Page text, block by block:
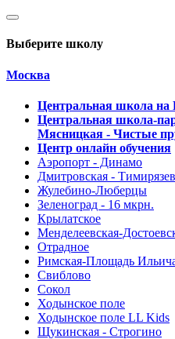
Выберите школу
Москва
Центральная школа на
Центральная школа-
Мясницкая - Чистые
Центр онлайн обучения
Аэропорт - Динамо
Дмитровская -
Жулебино-Люберцы
Зеленоград - 16 мкрн.
Крылатское
Менделеевская-
Отрадное
Римская-Площадь
Свиблово
Сокол
Ходынское поле
Ходынское поле LL Kids
Щукинская - Строгино